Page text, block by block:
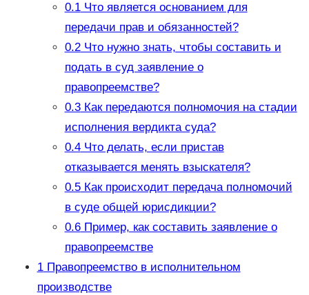
0.1Что является основанием для
передачи прав и обязанностей?
0.2Что нужно знать, чтобы составить и
подать в суд заявление о
правопреемстве?
0.3Как передаются полномочия на стадии
исполнения вердикта суда?
0.4Что делать, если пристав
отказывается менять взыскателя?
0.5Как происходит передача полномочий
в суде общей юрисдикции?
0.6Пример, как составить заявление о
правопреемстве
1Правопреемство в исполнительном
производстве